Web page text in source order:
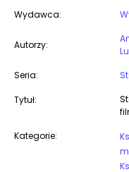
Wydawca:
Autorzy:
Seria:
Tytuł:
Kategorie: